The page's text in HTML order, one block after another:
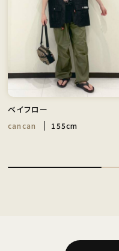
ベイフロー
cancan 155cm